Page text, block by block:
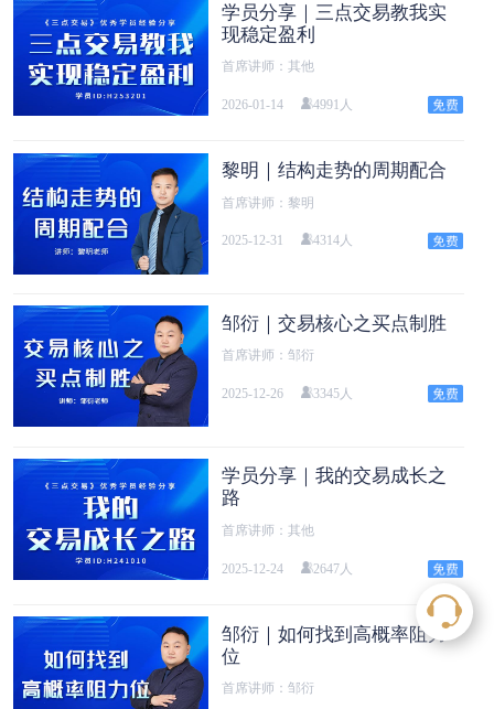
学员分享｜三点交易教我实
现稳定盈利
首席讲师：其他
2026-01-14 4991人
黎明｜结构走势的周期配合
首席讲师：黎明
2025-12-31 4314人
邹衍｜交易核心之买点制胜
首席讲师：邹衍
2025-12-26 3345人
学员分享｜我的交易成长之
路
首席讲师：其他
2025-12-24 2647人
邹衍｜如何找到高概率阻力
位
首席讲师：邹衍